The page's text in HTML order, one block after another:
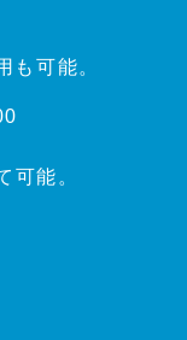
も可能。
能。